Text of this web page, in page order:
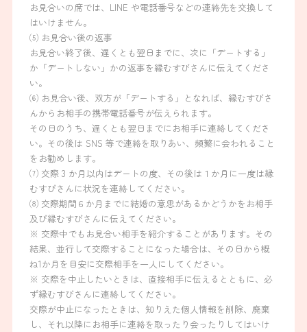
お見合いの席では、LINE や電話番号などの連絡先を交換して
はいけません。
⑸ お見合い後の返事
お見合い終了後、遅くとも翌日までに、次に「デートする」
か「デートしない」かの返事を縁むすびさんに伝えてくださ
い。
⑹ お見合い後、双方が「デートする」となれば、縁むすびさ
んからお相手の携帯電話番号が伝えられます。
その日のうち、遅くとも翌日までにお相手に連絡してくださ
い。その後は SNS 等で連絡を取りあい、頻繁に会われること
をお勧めします。
⑺ 交際 3 か月以内はデートの度、その後は１か月に一度は縁
むすびさんに状況を連絡してください。
⑻ 交際期間６か月までに結婚の意思があるかどうかをお相手
及び縁むすびさんに伝えてください。
※ 交際中でもお見合い相手を紹介することがあります。その
結果、並行して交際することになった場合は、その日から概
ね1か月を目安に交際相手を一人にしてください。
※ 交際を中止したいときは、直接相手に伝えるとともに、必
ず縁むすびさんに連絡してください。
交際が中止になったときは、知りえた個人情報を削除、廃棄
し、それ以降にお相手に連絡を取ったり会ったりしてはいけ